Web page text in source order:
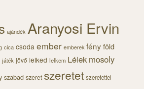
ajándék Aranyosi Ervin
cica csoda ember emberek fényföld
játék jövő lelked lelkem Lélek mosoly
szabad szeret szeretet szeretettel